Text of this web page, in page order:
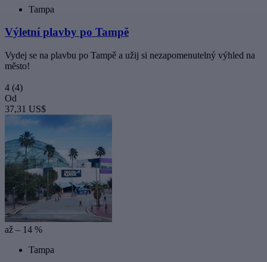
Tampa
Výletní plavby po Tampě
Vydej se na plavbu po Tampě a užij si nezapomenutelný výhled na
město!
4 (4)
Od
37,31 US$
až – 14 %
Tampa